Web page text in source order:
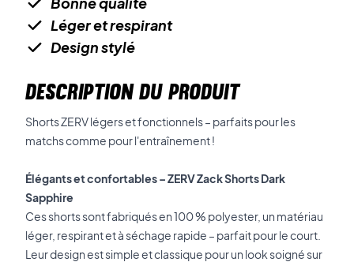
Léger et respirant
Design stylé
DESCRIPTION DU PRODUIT
Shorts ZERV légers et fonctionnels – parfaits pour les
matchs comme pour l'entraînement !
Élégants et confortables – ZERV Zack Shorts Dark
Sapphire
Ces shorts sont fabriqués en 100 % polyester, un matériau
léger, respirant et à séchage rapide – parfait pour le court.
Leur design est simple et classique pour un look soigné sur